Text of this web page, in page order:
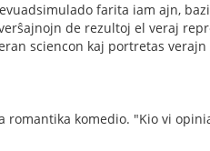
farita iam ajn,
de rezultoj el veraj
sciencon kaj portretas
komedio. "Kio vi